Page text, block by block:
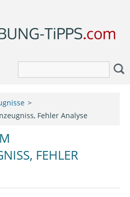
Fehler Analyse
FEHLER